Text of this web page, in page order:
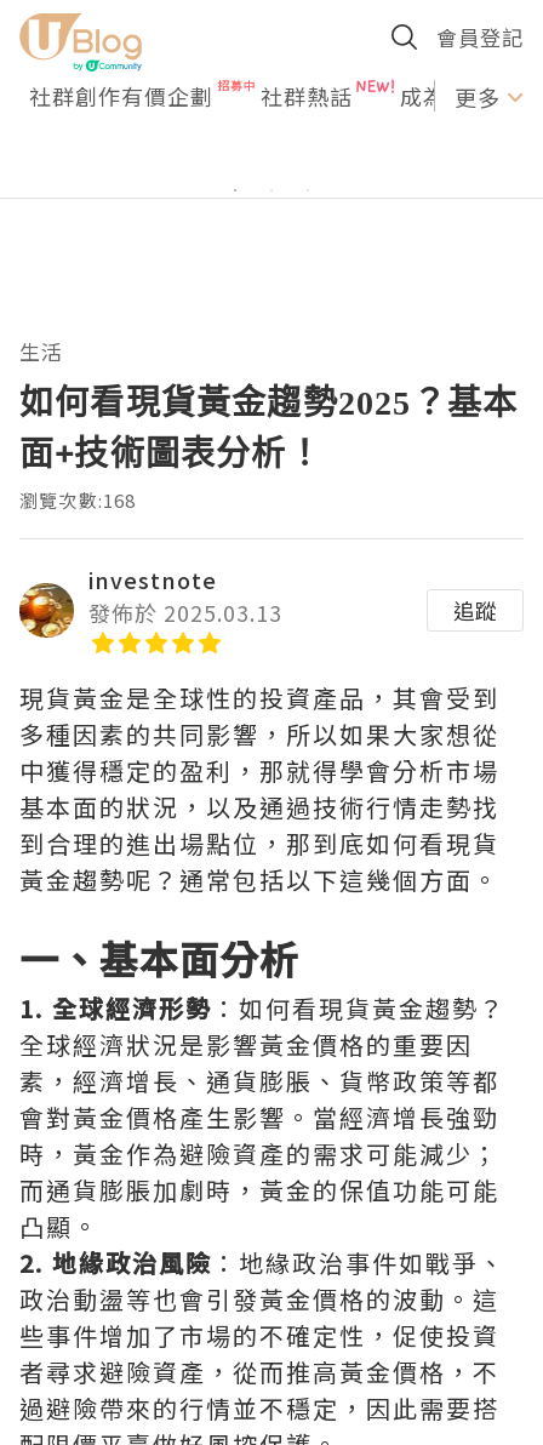
會員登記
社群創作有價企劃 社群熱話 成為U更多
生活
如何看現貨黃金趨勢2025？基本
面+技術圖表分析！
瀏覽次數:168
investnote
發佈於 2025.03.13
追蹤
現貨黃金是全球性的投資產品，其會受到
多種因素的共同影響，所以如果大家想從
中獲得穩定的盈利，那就得學會分析市場
基本面的狀況，以及通過技術行情走勢找
到合理的進出場點位，那到底如何看現貨
黃金趨勢呢？通常包括以下這幾個方面。
一、基本面分析
1. 全球經濟形勢 ：如何看現貨黃金趨勢？
全球經濟狀況是影響黃金價格的重要因
素，經濟增長、通貨膨脹、貨幣政策等都
會對黃金價格產生影響。當經濟增長強勁
時，黃金作為避險資產的需求可能減少；
而通貨膨脹加劇時，黃金的保值功能可能
凸顯。
2. 地緣政治風險 ：地緣政治事件如戰爭、
政治動盪等也會引發黃金價格的波動。這
些事件增加了市場的不確定性，促使投資
者尋求避險資產，從而推高黃金價格，不
過避險帶來的行情並不穩定，因此需要搭